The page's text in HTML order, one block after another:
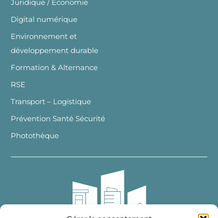
Juridique / Economie
Digital numérique
Environnement et
développement durable
Formation & Alternance
RSE
Transport – Logistique
Prévention Santé Sécurité
Photothèque